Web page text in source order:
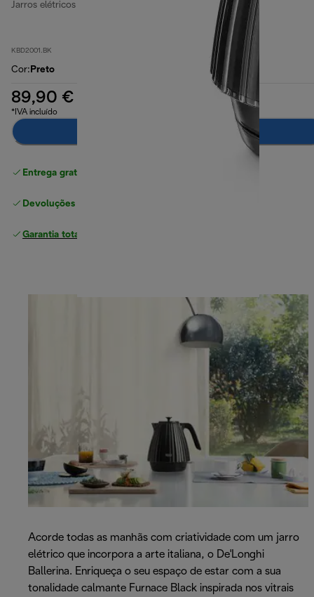
Jarros elétricos Ballerina
KBD2001.BK
Cor: Preto
89,90 €
*IVA incluído
Entrega gratuita padrão
Devoluções gratuitas
Garantia total
Acorde todas as manhãs com criatividade com um jarro
elétrico que incorpora a arte italiana, o De'Longhi
Ballerina. Enriqueça o seu espaço de estar com a sua
tonalidade calmante Furnace Black inspirada nos vitrais